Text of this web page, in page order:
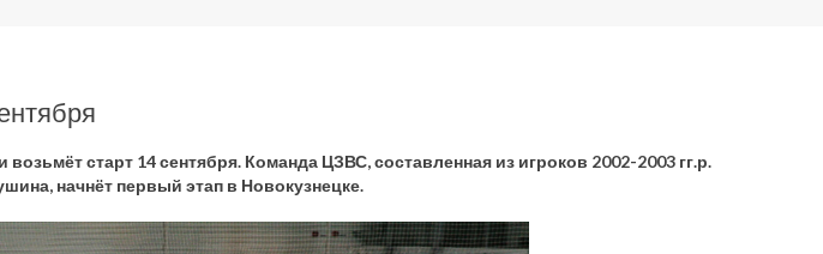
старт 14 сентября. Команда ЦЗВС, составленная из игроков 2002-2003 гг.р.
начнёт первый этап в Новокузнецке.